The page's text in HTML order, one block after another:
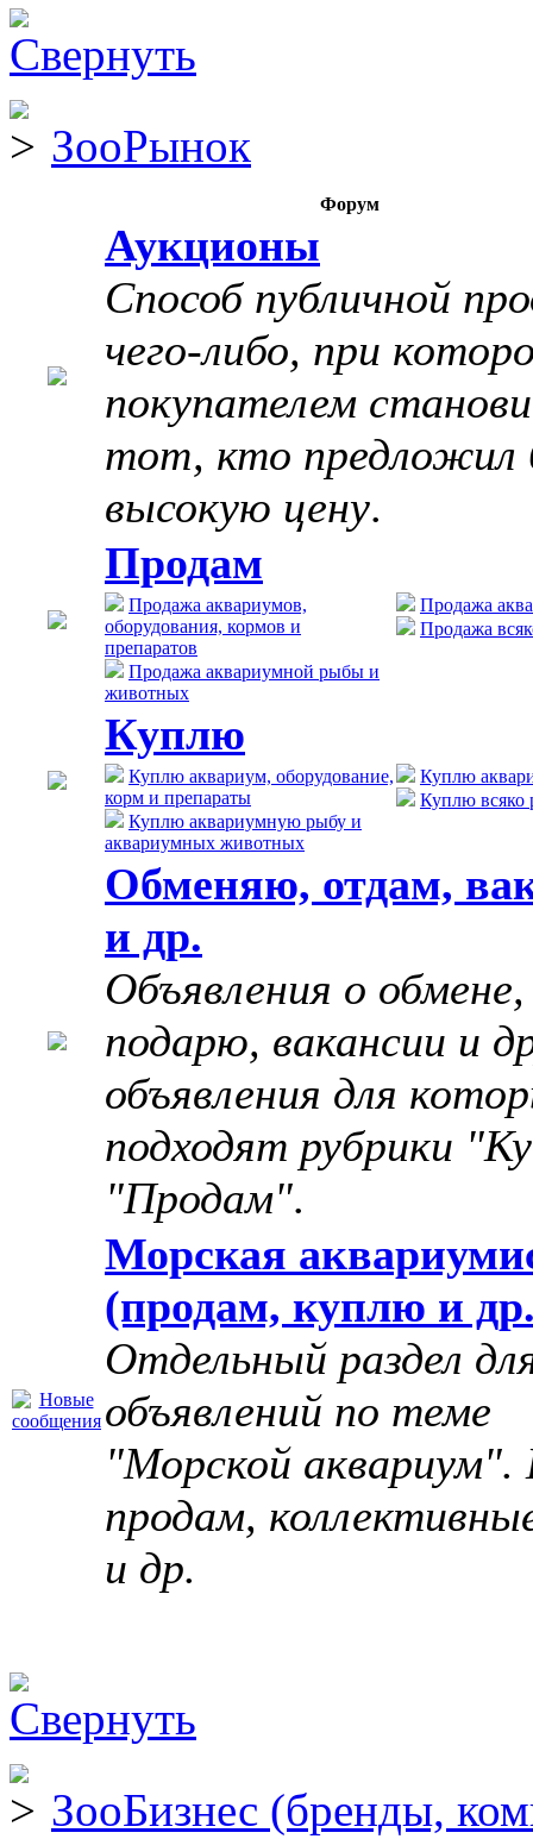
ЗооРынок
Форум
Аукционы
Способ публичной
чего-либо, при
покупателем
тот, кто предложил
высокую цену.
Продам
Продажа аквариумов,
оборудования, кормов и
препаратов
Продажа аквариумной рыбы и
животных
Продажа
Продажа
Куплю
Куплю аквариум, оборудование,
корм и препараты
Куплю аквариумную рыбу и
аквариумных животных
Куплю
Куплю всяко
Обменяю, отдам,
и др.
Объявления о обмене,
подарю, вакансии и
объявления для
подходят рубрики
"Продам".
Морская
(продам, куплю и
Отдельный раздел
объявлений по теме
"Морской аквариум".
продам,
и др.
ЗооБизнес (бренды,